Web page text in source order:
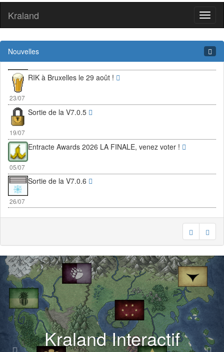
Kraland
Nouvelles
23/07
RIK à Bruxelles le 29 août !
19/07
Sortie de la V7.0.5
05/07
Entracte Awards 2026 LA FINALE, venez voter !
26/07
Sortie de la V7.0.6
Kraland Interactif
Previous